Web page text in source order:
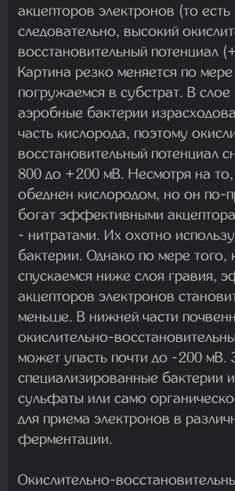
акцепторов электронов (то
следовательно, высокий
восстановительный потенциал
Картина резко меняется по
погружаемся в субстрат. В слое
аэробные бактерии
часть кислорода, поэтому
восстановительный потенциал
800 до +200 мВ. Несмотря на то,
обеднен кислородом, но он по-
богат эффективными
- нитратами. Их охотно
бактерии. Однако по мере того,
спускаемся ниже слоя гравия,
акцепторов электронов
меньше. В нижней части
окислительно-
может упасть почти до -200 мВ.
специализированные бактерии
сульфаты или само
для приема электронов в
ферментации.
Окислительно-